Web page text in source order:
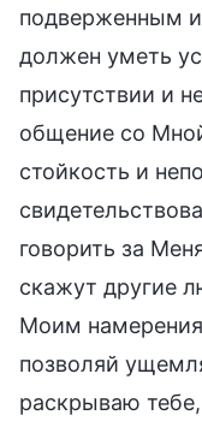
подверженным
должен уметь
присутствии и
общение со
стойкость и
говорить за
скажут другие
Моим
позволяй
раскрываю